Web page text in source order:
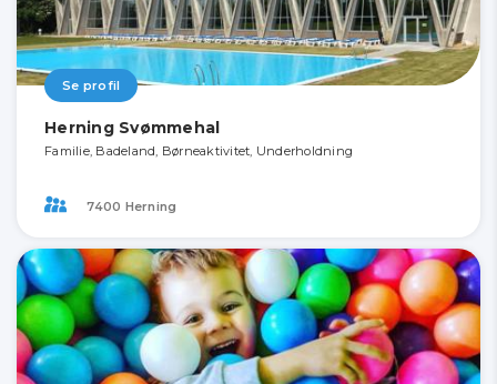
Se profil
Herning Svømmehal
Familie, Badeland, Børneaktivitet, Underholdning
7400 Herning